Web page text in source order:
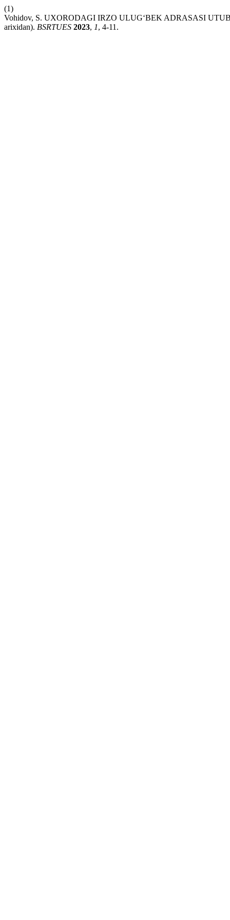
(1)
Vohidov, S. UXORODAGI IRZO ULUG‘BEK ADRASASI
arixidan). BSRTUES 2023, 1, 4-11.